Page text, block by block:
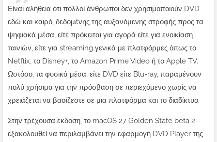
Είναι αλήθεια ότι πολλοί άνθρωποι δεν χρησιμοποιούν DVD
εδώ και καιρό, δεδομένης της αυξανόμενης στροφής προς τα
ψηφιακά μέσα, είτε πρόκειται για αγορά είτε για ενοικίαση
ταινιών, είτε για streaming γενικά με πλατφόρμες όπως το
Netflix, το Disney+, το Amazon Prime Video ή το Apple TV.
Ωστόσο, τα φυσικά μέσα, είτε DVD είτε Blu-ray, παραμένουν
πολύ χρήσιμα για την πρόσβαση σε περιεχόμενο χωρίς να
χρειάζεται να βασίζεστε σε μια πλατφόρμα και το διαδίκτυο.
Στην τρέχουσα έκδοση, το macOS 27 Golden State beta 2
εξακολουθεί να περιλαμβάνει την εφαρμογή DVD Player της